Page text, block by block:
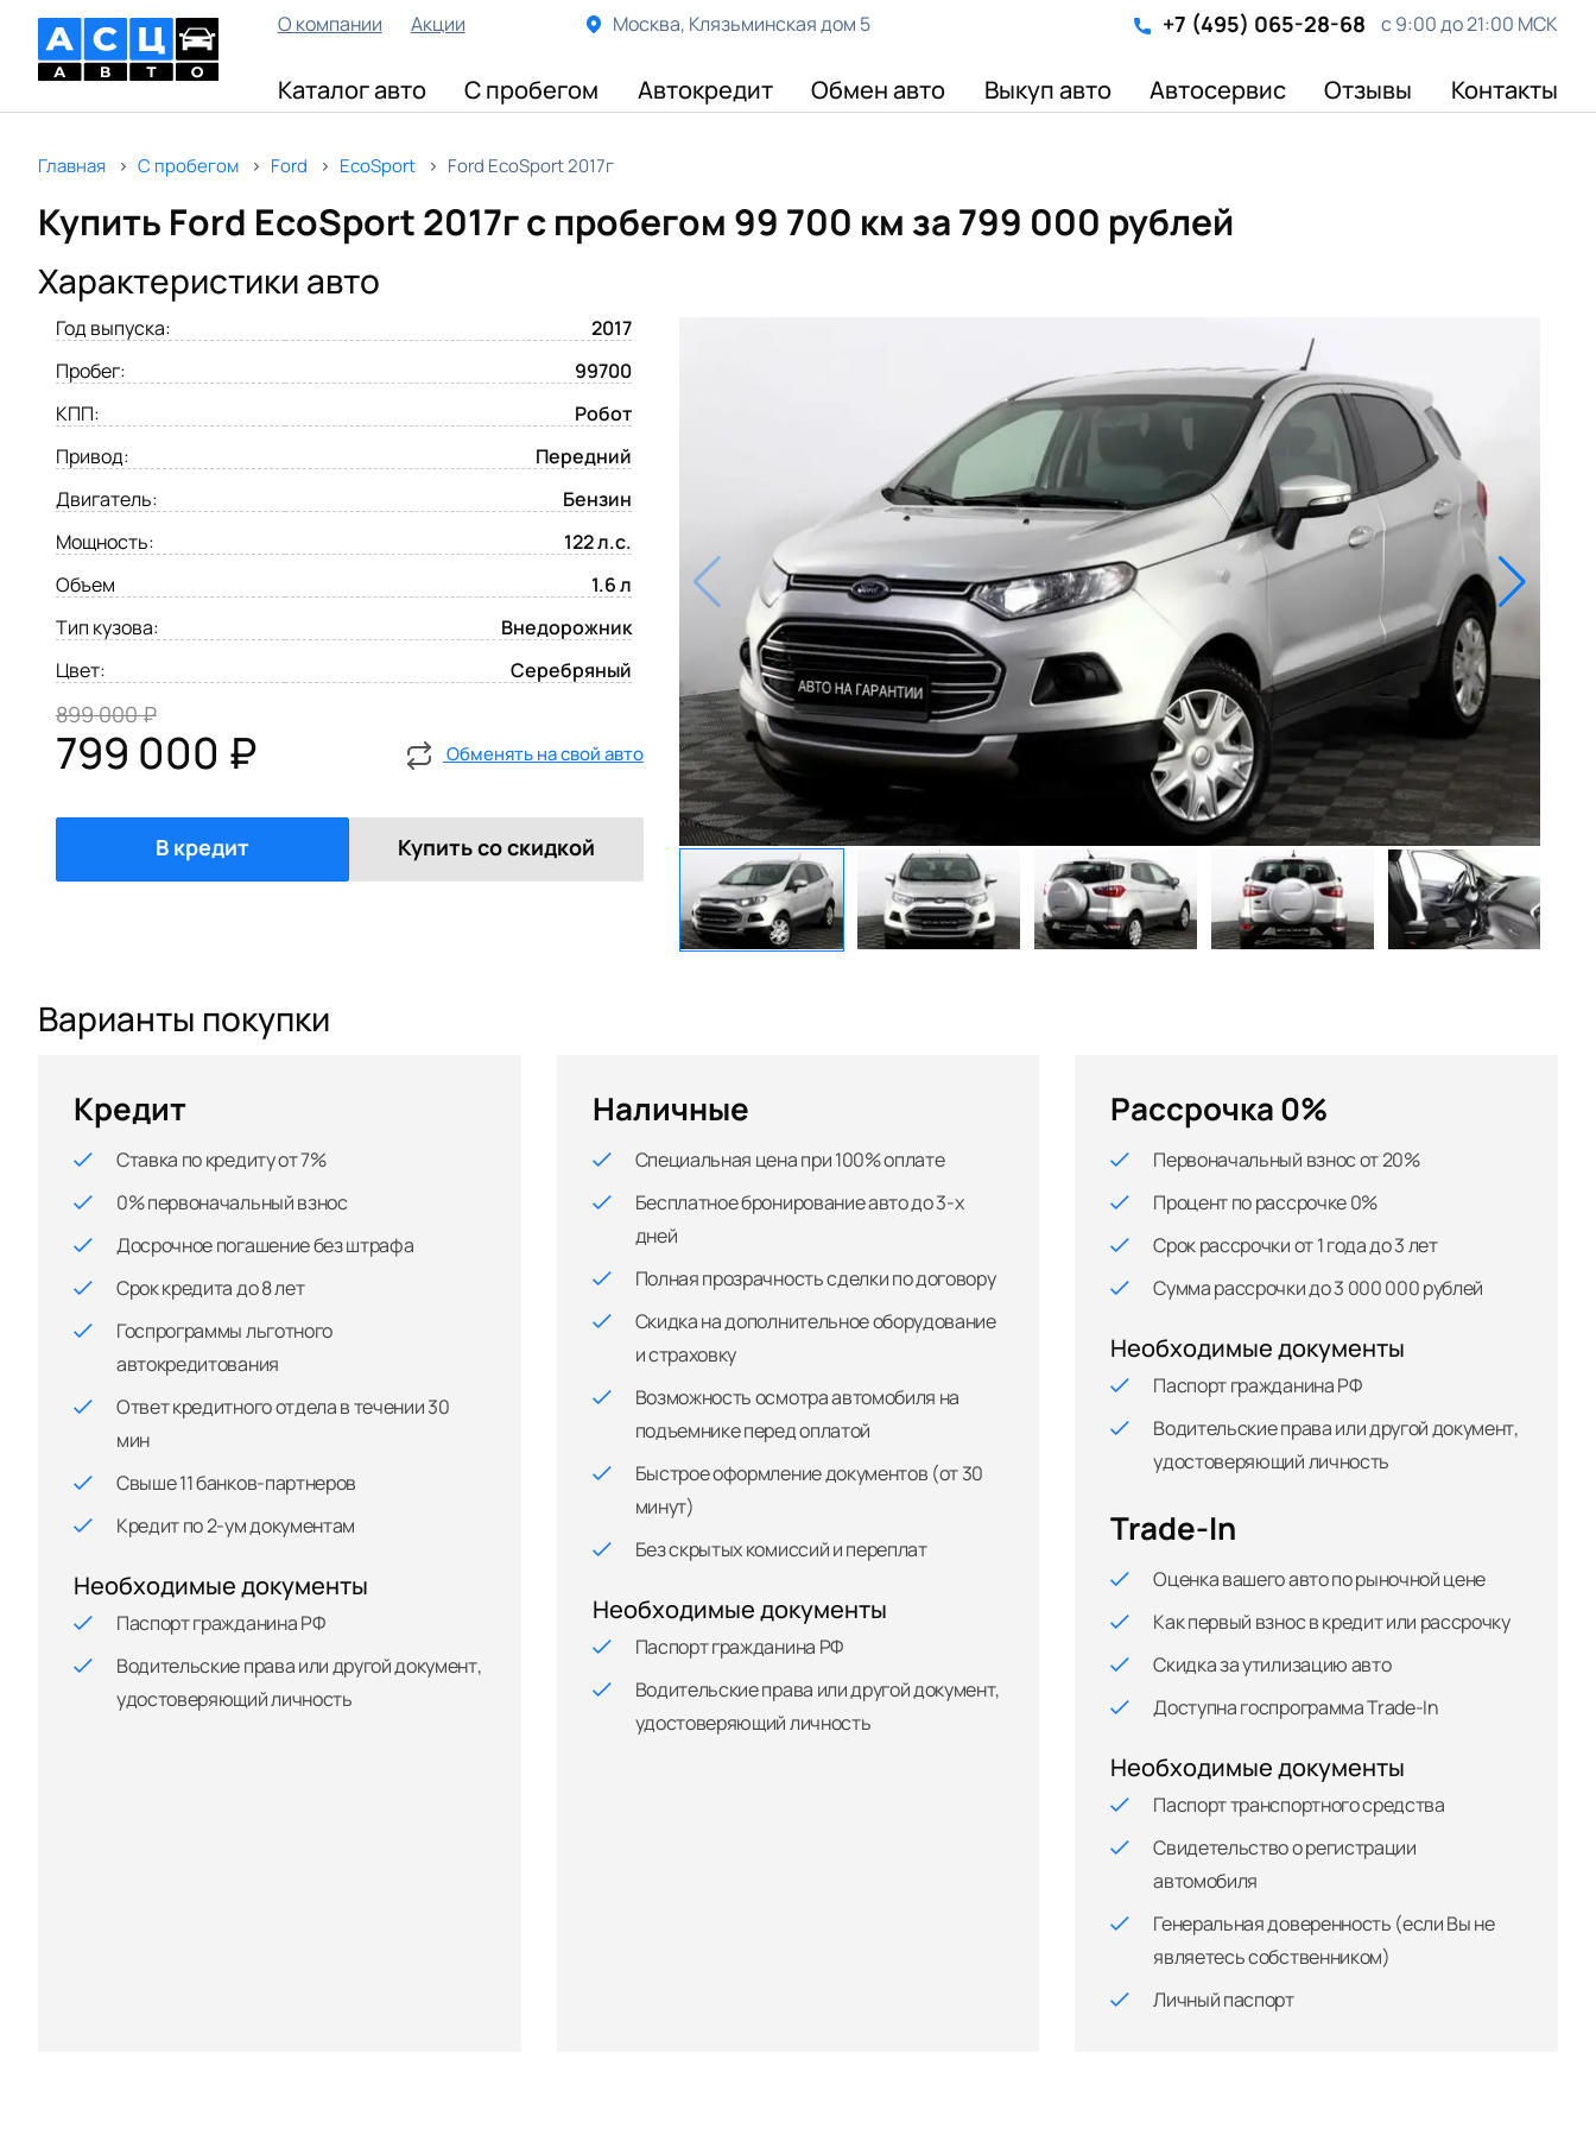
О компании Акции Москва, Клязьминская дом 5 +7 (495) 065-28-68 с 9:00 до 21:00 МСК
Каталог авто С пробегом Автокредит Обмен авто Выкуп авто Автосервис Отзывы Контакты
Главная С пробегом Ford EcoSport Ford EcoSport 2017г
Купить Ford EcoSport 2017г с пробегом 99 700 км за 799 000 рублей
Характеристики авто
Год выпуска:
2017
Пробег:
99700
КПП:
Робот
Привод:
Передний
Двигатель:
Бензин
Мощность:
122 л.с.
Объем
1.6 л
Тип кузова:
Внедорожник
Цвет:
Серебряный
899 000 ₽
799 000 ₽ Обменять на свой авто
В кредит Купить со скидкой
Варианты покупки
Кредит
Ставка по кредиту от 7%
0% первоначальный взнос
Досрочное погашение без штрафа
Срок кредита до 8 лет
Госпрограммы льготного
автокредитования
Ответ кредитного отдела в течении 30
мин
Свыше 11 банков-партнеров
Кредит по 2-ум документам
Необходимые документы
Паспорт гражданина РФ
Водительские права или другой документ,
удостоверяющий личность
Наличные
Специальная цена при 100% оплате
Бесплатное бронирование авто до 3-х
дней
Полная прозрачность сделки по договору
Скидка на дополнительное оборудование
и страховку
Возможность осмотра автомобиля на
подъемнике перед оплатой
Быстрое оформление документов (от 30
минут)
Без скрытых комиссий и переплат
Необходимые документы
Паспорт гражданина РФ
Водительские права или другой документ,
удостоверяющий личность
Рассрочка 0%
Первоначальный взнос от 20%
Процент по рассрочке 0%
Срок рассрочки от 1 года до 3 лет
Сумма рассрочки до 3 000 000 рублей
Необходимые документы
Паспорт гражданина РФ
Водительские права или другой документ,
удостоверяющий личность
Trade-In
Оценка вашего авто по рыночной цене
Как первый взнос в кредит или рассрочку
Скидка за утилизацию авто
Доступна госпрограмма Trade-In
Необходимые документы
Паспорт транспортного средства
Свидетельство о регистрации
автомобиля
Генеральная доверенность (если Вы не
являетесь собственником)
Личный паспорт